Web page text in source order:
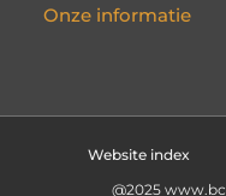
Onze informatie
Website index
@2025